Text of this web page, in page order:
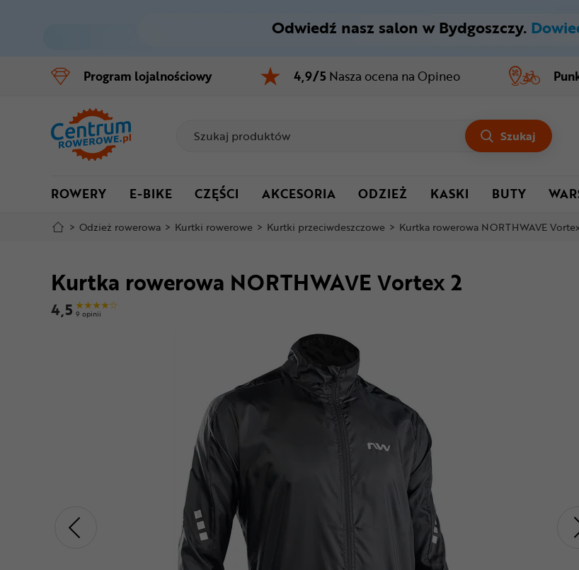
Menu główne
Informacje o produkcie
Do koszyka
Szczegółowe informacje
Mapa strony
Odwiedź nasz salon w Bydgoszczy.
Program lojalnościowy 4,9/5 Nasza ocena na Opineo
Szukaj
ROWERY E-BIKE CZĘŚCI AKCESORIA ODZIEŻ KASKI BUTY
> Odzież rowerowa > Kurtki rowerowe > Kurtki przeciwdeszczowe > Kurtka rowerowa NORTHWAVE
Kurtka rowerowa NORTHWAVE Vortex 2
4,5 9 opinii